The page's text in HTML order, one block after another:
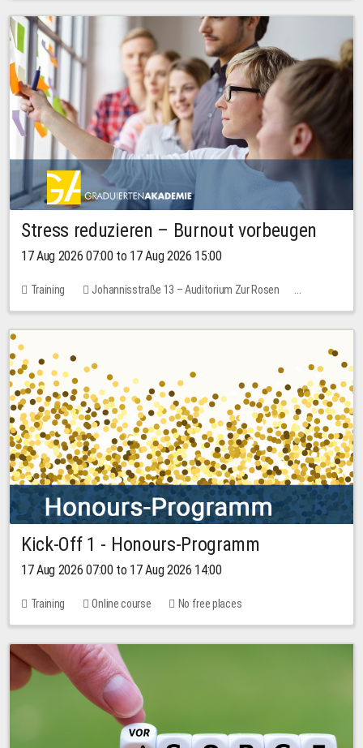
Stress reduzieren – Burnout vorbeugen
17 Aug 2026 07:00 to 17 Aug 2026 15:00
Training
Johannisstraße 13 – Auditorium Zur Rosen
2 places
10.00 EUR
Kick-Off 1 - Honours-Programm
17 Aug 2026 07:00 to 17 Aug 2026 14:00
Training Online course No free places